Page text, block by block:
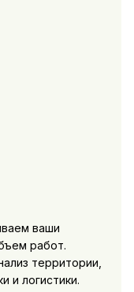
ваши
работ.
территории,
и логистики.